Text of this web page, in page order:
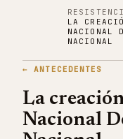
LA
NACIONAL
NACIONAL
←ANTECEDENTES
La
Nacional